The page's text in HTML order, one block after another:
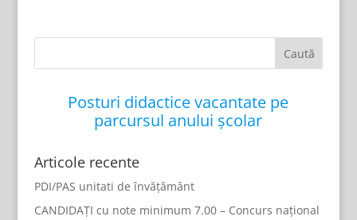
Posturi didactice vacantate pe
parcursul anului școlar
Articole recente
PDI/PAS unitati de învățământ
CANDIDAȚI cu note minimum 7.00 – Concurs național